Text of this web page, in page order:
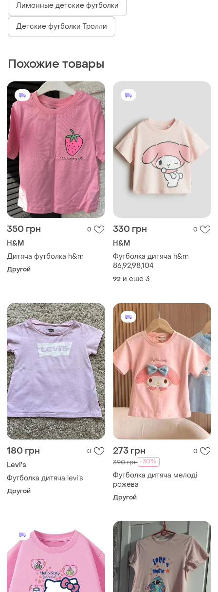
Лимонные детские футболки
Детские футболки Тролли
Похожие товары
350 грн 0
H&M
Дитяча футболка h&m
Другой
330 грн 0
H&M
Футболка дитяча h&m
86,92,98,104
92 и еще 3
180 грн 0
Levi's
Футболка дитяча levi’s
Другой
273 грн 0
390 грн -30%
Футболка дитяча мелоді
рожева
Другой